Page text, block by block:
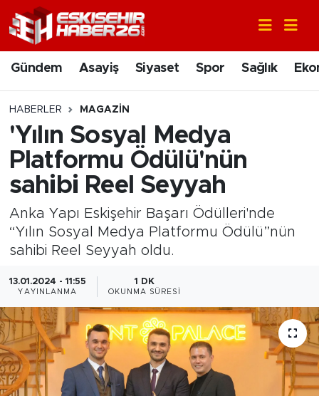
Gündem Asayiş Siyaset Spor Sağlık
HABERLER MAGAZIN
'Yılın Sosyal Medya
Platformu Ödülü'nün
sahibi Reel Seyyah
Anka Yapı Eskişehir Başarı Ödülleri'nde
“Yılın Sosyal Medya Platformu Ödülü”nün
sahibi Reel Seyyah oldu.
13.01.2024 - 11:55
YAYINLANMA
1 DK
OKUNMA SÜRESI
Gündem
Asayiş
Siyaset
Spor
Ekonomi
Sanat
Bölge
Teknoloji
Nöbetçi Eczaneler
Hava Durumu
Trafik Durumu
Süper Lig Puan Durumu ve Fikstür
Son Dakika Haberleri